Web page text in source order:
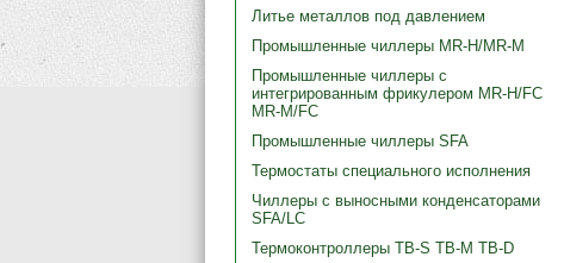
Литье металлов под давлением
Промышленные чиллеры MR-H/MR-M
Промышленные чиллеры с
интегрированным фрикулером MR-H/FC
MR-M/FC
Промышленные чиллеры SFA
Термостаты специального исполнения
Чиллеры с выносными конденсаторами
SFA/LC
Термоконтроллеры TB-S TB-M TB-D